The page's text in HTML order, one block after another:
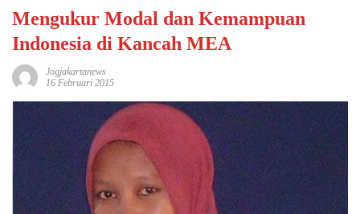
Mengukur Modal dan Kemampuan
Indonesia di Kancah MEA
Jogjakartanews
16 Februari 2015